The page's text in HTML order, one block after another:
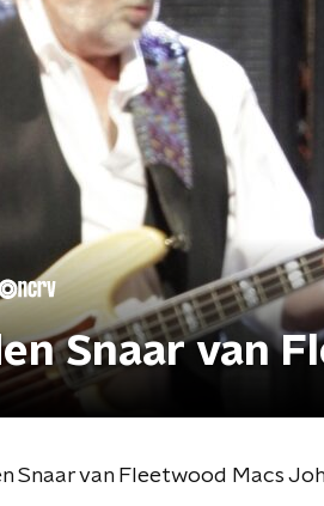
Snaar van
Snaar van Fleetwood Macs